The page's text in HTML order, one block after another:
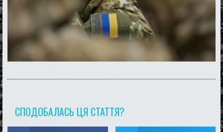
СПОДОБАЛАСЬ ЦЯ СТАТТЯ?